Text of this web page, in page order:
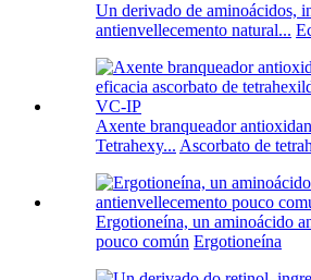
Un derivado de aminoácidos,
antienvellecemento natural...
Axente branqueador
Tetrahexy... Ascorbato de
Ergotioneína, un aminoácido
pouco común Ergotioneína